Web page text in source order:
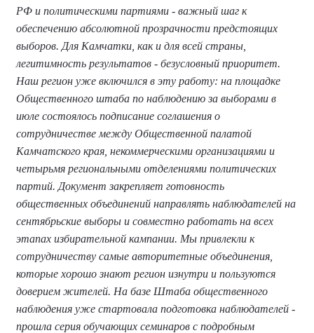
РФ и политическими партиями - важный шаг к
обеспечению абсолютной прозрачности предстоящих
выборов. Для Камчатки, как и для всей страны,
легитимность результатов - безусловный приоритет.
Наш регион уже включился в эту работу: на площадке
Общественного штаба по наблюдению за выборами в
июле состоялось подписание соглашения о
сотрудничестве между Общественной палатой
Камчатского края, некоммерческими организациями и
четырьмя региональными отделениями политических
партий. Документ закрепляет готовность
общественных объединений направлять наблюдателей на
сентябрьские выборы и совместно работать на всех
этапах избирательной кампании. Мы привлекли к
сотрудничеству самые авторитетные объединения,
которые хорошо знают регион изнутри и пользуются
доверием жителей. На базе Штаба общественного
наблюдения уже стартовала подготовка наблюдателей -
прошла серия обучающих семинаров с подробным